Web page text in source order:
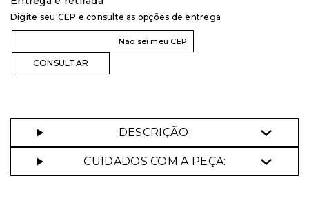
Digite seu CEP e consulte as opções de entrega
Não sei meu CEP
DESCRIÇÃO:
CUIDADOS COM A PEÇA: